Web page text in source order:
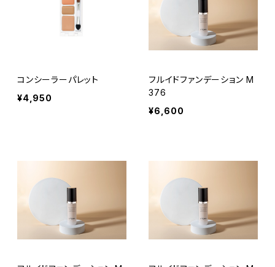
コンシーラーパレット
¥4,950
フルイドファンデーション M
376
¥6,600